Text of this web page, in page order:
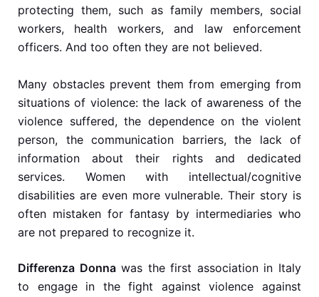
protecting them, such as family members, social
workers, health workers, and law enforcement
officers. And too often they are not believed.
Many obstacles prevent them from emerging from
situations of violence: the lack of awareness of the
violence suffered, the dependence on the violent
person, the communication barriers, the lack of
information about their rights and dedicated
services. Women with intellectual/cognitive
disabilities are even more vulnerable. Their story is
often mistaken for fantasy by intermediaries who
are not prepared to recognize it.
Differenza Donnawas the first association in Italy
to engage in the fight against violence against